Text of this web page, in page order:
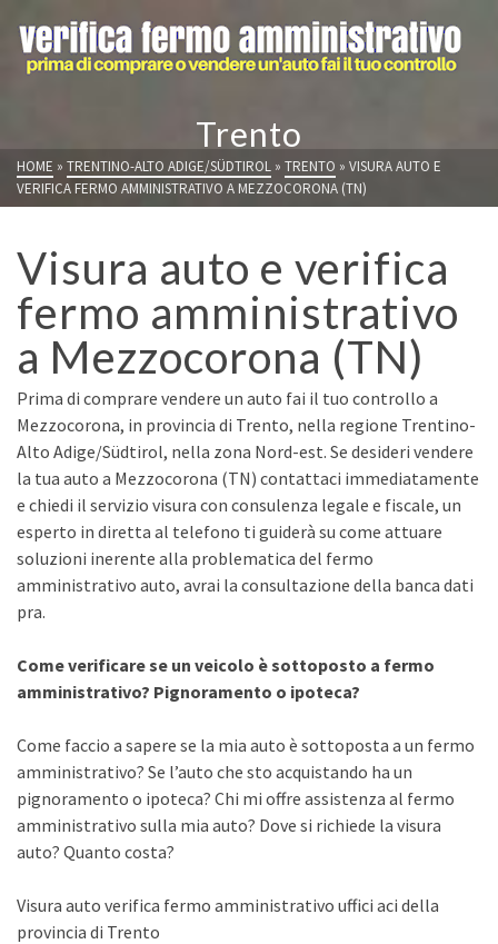
Trento
HOME » TRENTINO-ALTO ADIGE/SÜDTIROL » TRENTO » VISURA AUTO E
VERIFICA FERMO AMMINISTRATIVO A MEZZOCORONA (TN)
Visura auto e verifica
fermo amministrativo
a Mezzocorona (TN)
Prima di comprare vendere un auto fai il tuo controllo a
Mezzocorona, in provincia di Trento, nella regione Trentino-
Alto Adige/Südtirol, nella zona Nord-est. Se desideri vendere
la tua auto a Mezzocorona (TN) contattaci immediatamente
e chiedi il servizio visura con consulenza legale e fiscale, un
esperto in diretta al telefono ti guiderà su come attuare
soluzioni inerente alla problematica del fermo
amministrativo auto, avrai la consultazione della banca dati
pra.
Come verificare se un veicolo è sottoposto a fermo
amministrativo? Pignoramento o ipoteca?
Come faccio a sapere se la mia auto è sottoposta a un fermo
amministrativo? Se l’auto che sto acquistando ha un
pignoramento o ipoteca? Chi mi offre assistenza al fermo
amministrativo sulla mia auto? Dove si richiede la visura
auto? Quanto costa?
Visura auto verifica fermo amministrativo uffici aci della
provincia di Trento